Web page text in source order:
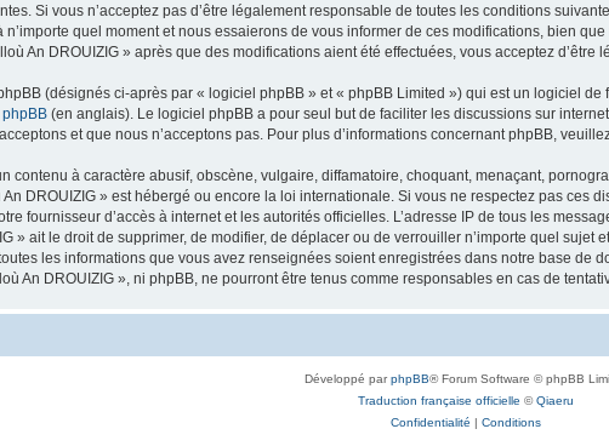
Si vous n’acceptez pas d’être légalement responsable de toutes les conditions
quel moment et nous essaierons de vous informer de ces modifications, bien
An DROUIZIG » après que des modifications aient été effectuées, vous acceptez
(désignés ci-après par « logiciel phpBB » et « phpBB Limited ») qui est un logiciel
(en anglais). Le logiciel phpBB a pour seul but de faciliter les discussions sur
et que nous n’acceptons pas. Pour plus d’informations concernant phpBB,
contenu à caractère abusif, obscène, vulgaire, diffamatoire, choquant, menaçant,
DROUIZIG » est hébergé ou encore la loi internationale. Si vous ne respectez pas ces
fournisseur d’accès à internet et les autorités officielles. L’adresse IP de tous les
» ait le droit de supprimer, de modifier, de déplacer ou de verrouiller n’importe quel sujet
les informations que vous avez renseignées soient enregistrées dans notre base
An DROUIZIG », ni phpBB, ne pourront être tenus comme responsables en cas de
Développé parphpBB® Forum Software © phpBB
Traduction française officielle ©Qiaeru
Confidentialité | Conditions